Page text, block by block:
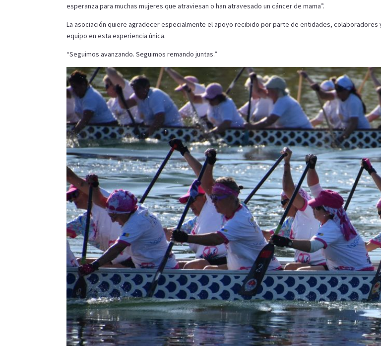
esperanza para muchas mujeres que atraviesan o han atravesado un cáncer de mama”.
La asociación quiere agradecer especialmente el apoyo recibido por parte de entidades, colaboradores
equipo en esta experiencia única.
“Seguimos avanzando. Seguimos remando juntas.”